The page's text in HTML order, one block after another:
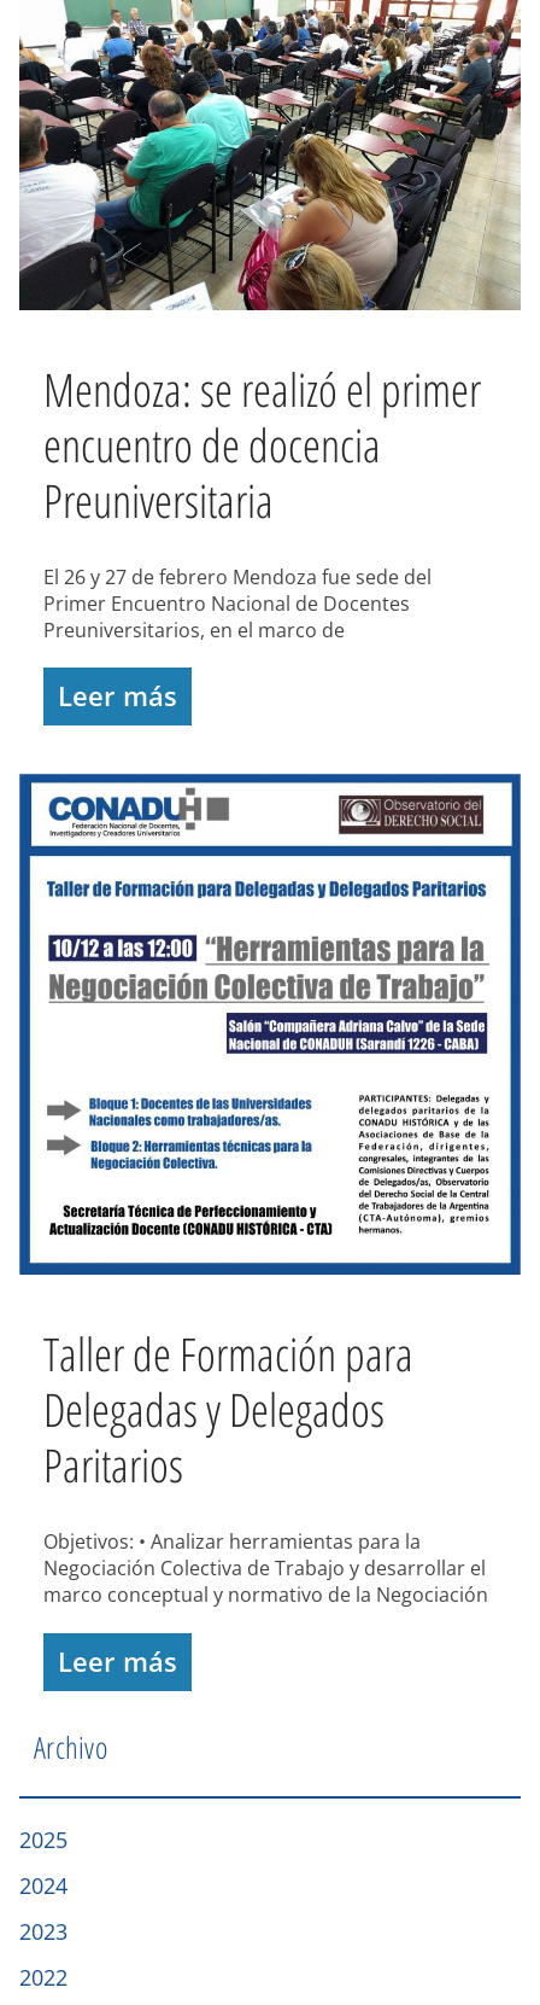
Mendoza: se realizó el primer
encuentro de docencia
Preuniversitaria
El 26 y 27 de febrero Mendoza fue sede del
Primer Encuentro Nacional de Docentes
Preuniversitarios, en el marco de
Leer más
Taller de Formación para
Delegadas y Delegados
Paritarios
Objetivos: • Analizar herramientas para la
Negociación Colectiva de Trabajo y desarrollar el
marco conceptual y normativo de la Negociación
Leer más
Archivo
2025
2024
2023
2022